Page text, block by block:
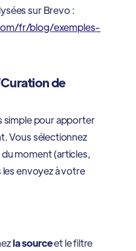
sur Brevo :
fr/blog/exemples-
de
simple pour apporter
Vous sélectionnez
moment (articles,
envoyez à votre
la sourceet le filtre